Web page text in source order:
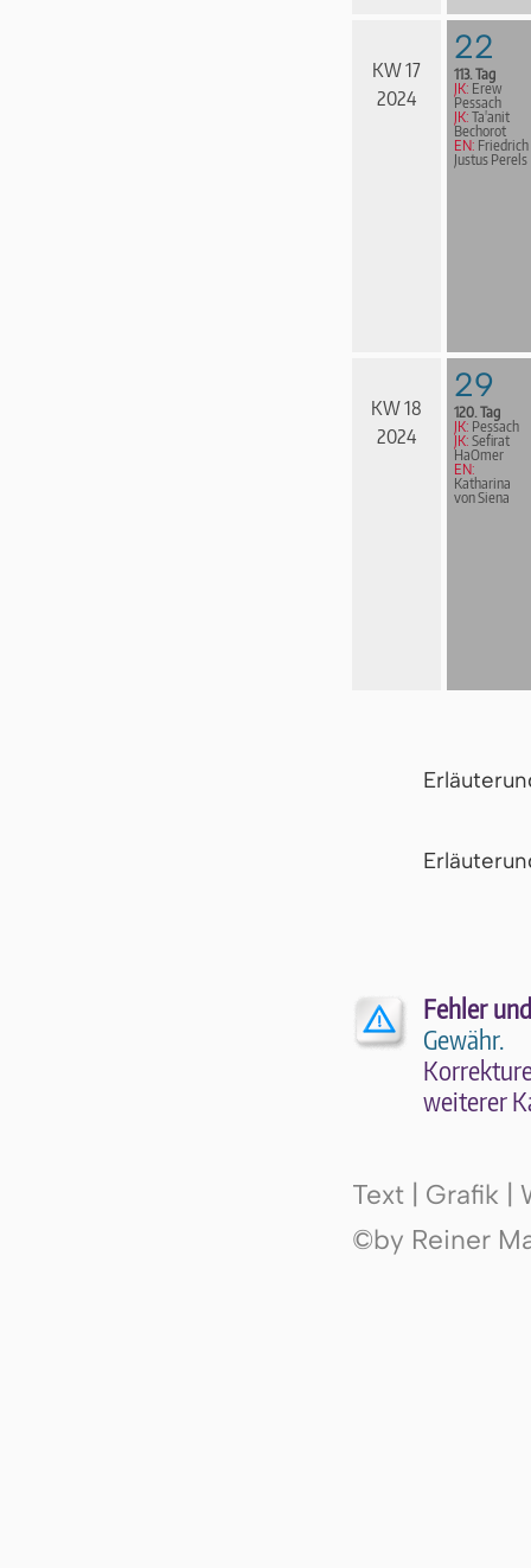
KW 17
2024
22
113. Tag
JK: Erew
Pessach
JK: Ta'anit
Bechorot
EN: Friedrich
Justus Perels
KW 18
2024
29
120. Tag
JK: Pessach
JK: Sefirat
HaOmer
EN:
Katharina
von Siena
Fehler
Gewähr.
wei­te­rer
Text | Grafik |
©by Reiner